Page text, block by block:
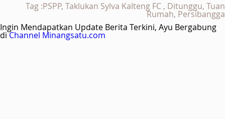
Tag :PSPP, Taklukan Sylva Kalteng FC , Ditunggu, Tuan
Rumah, Persibangga
Ingin Mendapatkan Update Berita Terkini, Ayu Bergabung
diChannel Minangsatu.com